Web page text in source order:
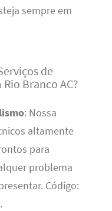
sempre em
de
Branco AC?
: Nossa
altamente
para
problema
Código: